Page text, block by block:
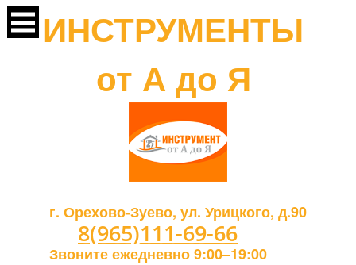
ИНСТРУМЕНТЫ
от А до Я
г. Орехово-Зуево, ул. Урицкого, д.90
8(965)111-69-66
Звоните ежедневно 9:00–19:00